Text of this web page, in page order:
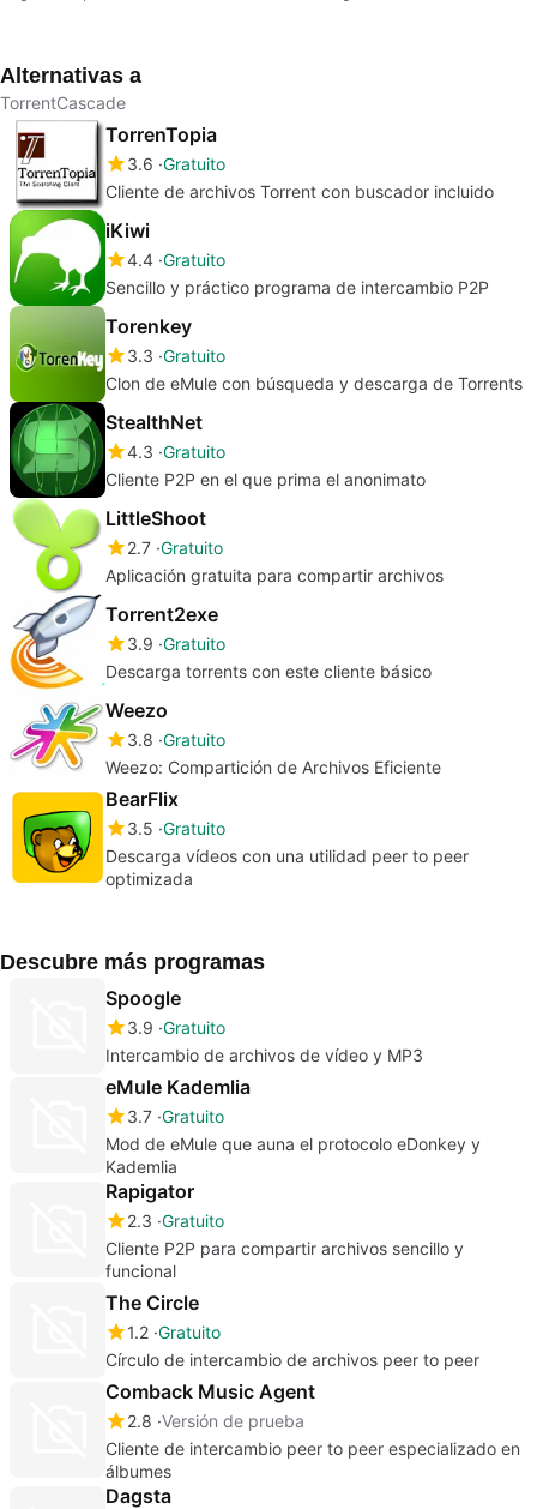
Alternativas a
TorrentCascade
TorrenTopia
3.6 Gratuito
Cliente de archivos Torrent con buscador incluido
iKiwi
4.4 Gratuito
Sencillo y práctico programa de intercambio P2P
Torenkey
3.3 Gratuito
Clon de eMule con búsqueda y descarga de Torrents
StealthNet
4.3 Gratuito
Cliente P2P en el que prima el anonimato
LittleShoot
2.7 Gratuito
Aplicación gratuita para compartir archivos
Torrent2exe
3.9 Gratuito
Descarga torrents con este cliente básico
Weezo
3.8 Gratuito
Weezo: Compartición de Archivos Eficiente
BearFlix
3.5 Gratuito
Descarga vídeos con una utilidad peer to peer
optimizada
Descubre más programas
Spoogle
3.9 Gratuito
Intercambio de archivos de vídeo y MP3
eMule Kademlia
3.7 Gratuito
Mod de eMule que auna el protocolo eDonkey y
Kademlia
Rapigator
2.3 Gratuito
Cliente P2P para compartir archivos sencillo y
funcional
The Circle
1.2 Gratuito
Círculo de intercambio de archivos peer to peer
Comback Music Agent
2.8 Versión de prueba
Cliente de intercambio peer to peer especializado en
álbumes
Dagsta